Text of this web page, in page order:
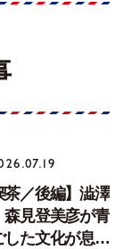
茶／後編】澁澤
見登美彦が青
た文化が息づ